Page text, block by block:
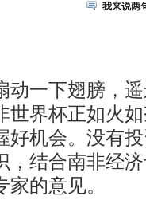
我来说两
一下翅膀，遥
世界杯正如火
好机会。没有
，结合南非经
的意见。